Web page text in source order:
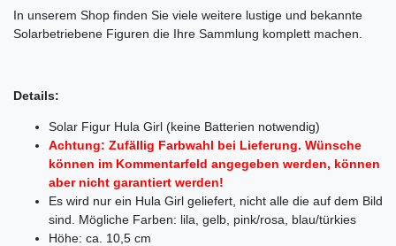
In unserem Shop finden Sie viele weitere lustige und bekannte
Solarbetriebene Figuren die Ihre Sammlung komplett machen.
Details:
Solar Figur Hula Girl (keine Batterien notwendig)
Achtung: Zufällig Farbwahl bei Lieferung. Wünsche
können im Kommentarfeld angegeben werden, können
aber nicht garantiert werden!
Es wird nur ein Hula Girl geliefert, nicht alle die auf dem Bild
sind. Mögliche Farben: lila, gelb, pink/rosa, blau/türkies
Höhe: ca. 10,5 cm